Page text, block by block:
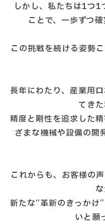
しかし、私たちは1つ1
ことで、一歩ずつ
この挑戦を続ける姿勢
長年にわたり、産業用
てきた
精度と剛性を追求した
ざまな機械や設備の開
これからも、お客様の
な
新たな“革新のきっかけ
いと願